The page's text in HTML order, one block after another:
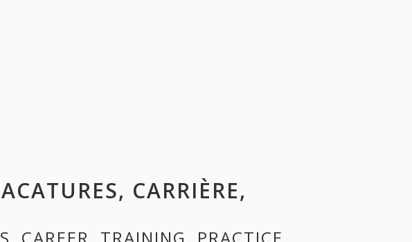
CARRIÈRE,